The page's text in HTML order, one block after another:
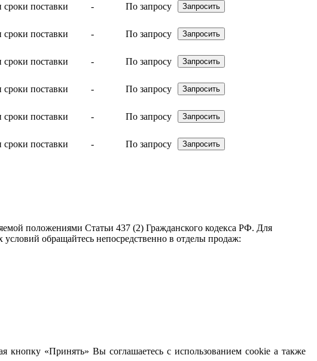
- По запросу
- По запросу
- По запросу
- По запросу
- По запросу
-
По запросу
положениями Статьи 437 (2) Гражданского кодекса РФ. Для
обращайтесь непосредственно в отделы продаж:
«Принять» Вы соглашаетесь с использованием cookie а также